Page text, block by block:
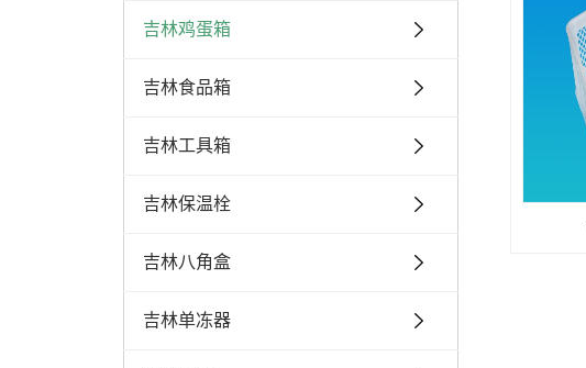
吉林鸡蛋箱
吉林食品箱
吉林工具箱
吉林保温栓
吉林八角盒
吉林单冻器